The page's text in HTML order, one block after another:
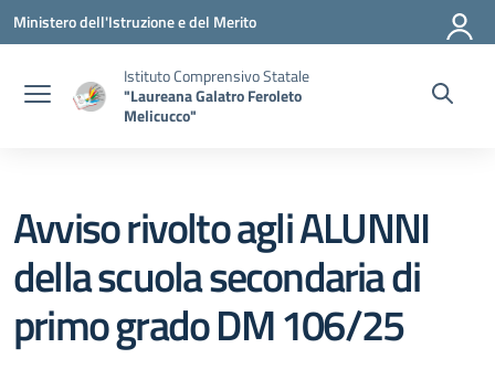
Vai ai contenuti
Vai al menu di navigazione
Vai al footer
Ministero dell'Istruzione e del Merito
Istituto Comprensivo Statale
"Laureana Galatro Feroleto
Melicucco"
Avviso rivolto agli ALUNNI
della scuola secondaria di
primo grado DM 106/25